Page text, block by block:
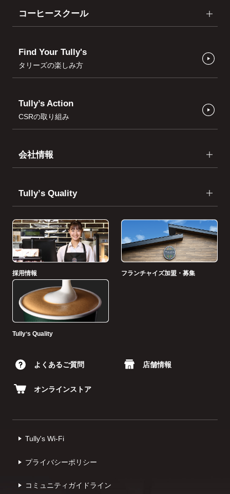
コーヒースクール
Find Your Tully's
タリーズの楽しみ方
Tully’s Action
CSRの取り組み
会社情報
Tullyʼs Quality
採用情報 フランチャイズ加盟・募集
Tullyʼs Quality
よくあるご質問 店舗情報
オンラインストア
Tully's Wi-Fi
プライバシーポリシー
コミュニティガイドライン